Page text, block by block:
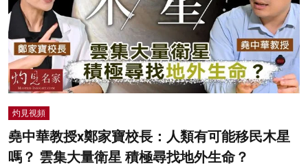
影片
名家榜
灼見活動
灼見視頻
堯中華教授x鄭家寶校長：人類有可能移民木星
嗎？ 雲集大量衛星 積極尋找地外生命？